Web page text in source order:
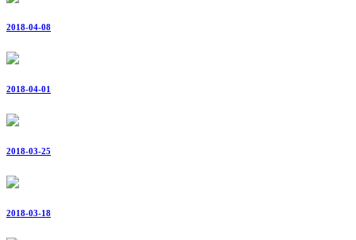
2018-04-08
2018-04-01
2018-03-25
2018-03-18